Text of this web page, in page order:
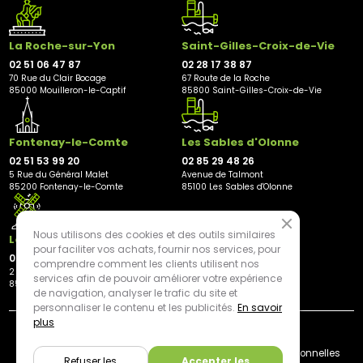
La Roche-sur-Yon
02 51 06 47 87
70 Rue du Clair Bocage
85000 Mouilleron-le-Captif
Saint-Gilles-Croix-de-Vie
02 28 17 38 87
67 Route de la Roche
85800 Saint-Gilles-Croix-de-Vie
Fontenay-le-Comte
02 51 53 99 20
5 Rue du Général Malet
85200 Fontenay-le-Comte
Les Sables d'Olonne
02 85 29 48 26
Avenue de Talmont
85100 Les Sables d'Olonne
Les Herbiers
02 21 81 23 11
2 rue des Peupliers
85500 Les Herbiers
Livraison
Plan du site Mentions légales
Données personnelles
Nous utilisons des cookies et des outils similaires
pour faciliter vos achats, fournir nos services, pour
comprendre comment les clients utilisent nos
services afin de pouvoir améliorer votre expérience
de navigation, analyser le trafic du site et
personnaliser le contenu et les publicités. En savoir
plus